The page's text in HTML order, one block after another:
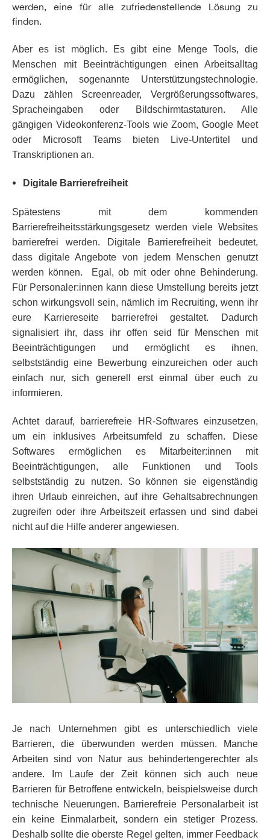
werden, eine für alle zufriedenstellende Lösung zu
finden.
Aber es ist möglich. Es gibt eine Menge Tools, die
Menschen mit Beeinträchtigungen einen Arbeitsalltag
ermöglichen, sogenannte Unterstützungstechnologie.
Dazu zählen Screenreader, Vergrößerungssoftwares,
Spracheingaben oder Bildschirmtastaturen. Alle
gängigen Videokonferenz-Tools wie Zoom, Google Meet
oder Microsoft Teams bieten Live-Untertitel und
Transkriptionen an.
Digitale Barrierefreiheit
Spätestens mit dem kommenden
Barrierefreiheitsstärkungsgesetz werden viele Websites
barrierefrei werden. Digitale Barrierefreiheit bedeutet,
dass digitale Angebote von jedem Menschen genutzt
werden können. Egal, ob mit oder ohne Behinderung.
Für Personaler:innen kann diese Umstellung bereits jetzt
schon wirkungsvoll sein, nämlich im Recruiting, wenn ihr
eure Karriereseite barrierefrei gestaltet. Dadurch
signalisiert ihr, dass ihr offen seid für Menschen mit
Beeinträchtigungen und ermöglicht es ihnen,
selbstständig eine Bewerbung einzureichen oder auch
einfach nur, sich generell erst einmal über euch zu
informieren.
Achtet darauf, barrierefreie HR-Softwares einzusetzen,
um ein inklusives Arbeitsumfeld zu schaffen. Diese
Softwares ermöglichen es Mitarbeiter:innen mit
Beeinträchtigungen, alle Funktionen und Tools
selbstständig zu nutzen. So können sie eigenständig
ihren Urlaub einreichen, auf ihre Gehaltsabrechnungen
zugreifen oder ihre Arbeitszeit erfassen und sind dabei
nicht auf die Hilfe anderer angewiesen.
Je nach Unternehmen gibt es unterschiedlich viele
Barrieren, die überwunden werden müssen. Manche
Arbeiten sind von Natur aus behindertengerechter als
andere. Im Laufe der Zeit können sich auch neue
Barrieren für Betroffene entwickeln, beispielsweise durch
technische Neuerungen. Barrierefreie Personalarbeit ist
ein keine Einmalarbeit, sondern ein stetiger Prozess.
Deshalb sollte die oberste Regel gelten, immer Feedback